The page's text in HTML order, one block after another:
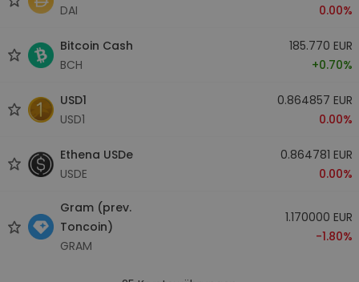
DAI
0.00%
Bitcoin Cash
BCH
185.770 EUR
+0.70%
USD1
USD1
0.864857 EUR
0.00%
Ethena USDe
USDE
0.864781 EUR
0.00%
Gram (prev.
Toncoin)
GRAM
1.170000 EUR
-1.80%